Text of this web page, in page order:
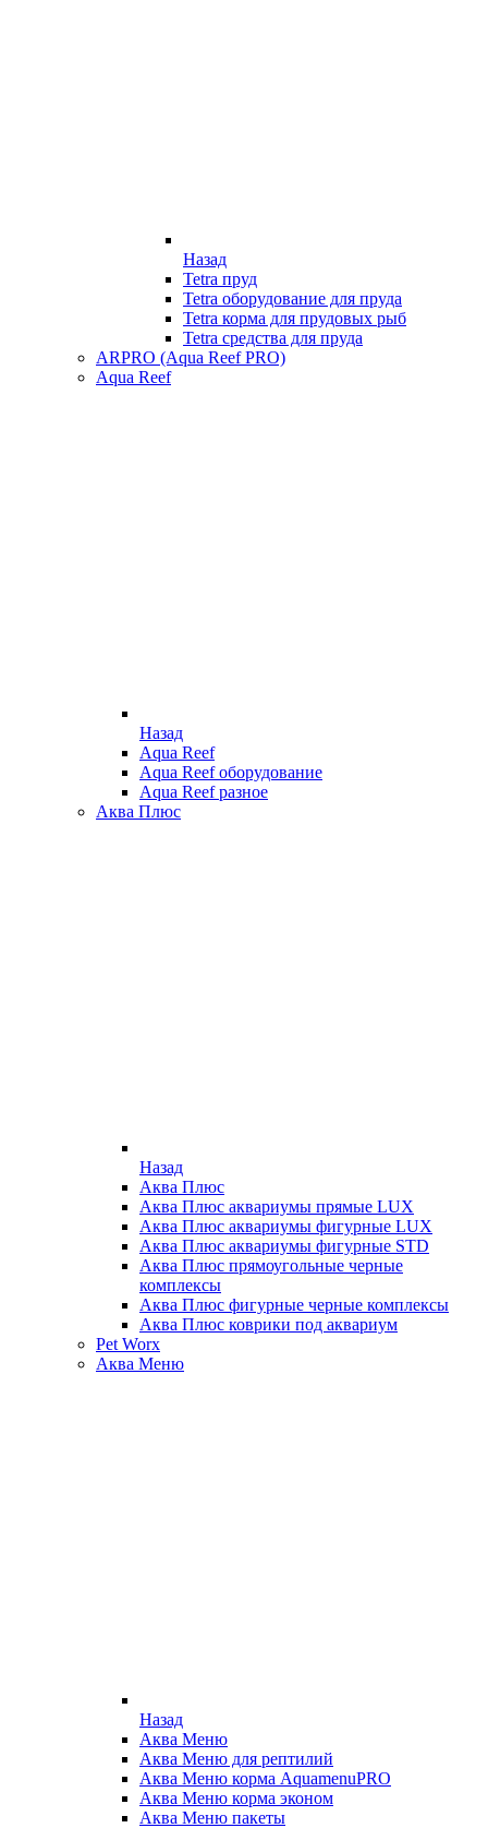
Назад
Tetra пруд
Tetra оборудование для пруда
Tetra корма для прудовых рыб
Tetra средства для пруда
ARPRO (Aqua Reef PRO)
Aqua Reef
Назад
Aqua Reef
Aqua Reef оборудование
Aqua Reef разное
Аква Плюс
Назад
Аква Плюс
Аква Плюс аквариумы прямые LUX
Аква Плюс аквариумы фигурные LUX
Аква Плюс аквариумы фигурные STD
Аква Плюс прямоугольные черные
комплексы
Аква Плюс фигурные черные комплексы
Аква Плюс коврики под аквариум
Pet Worx
Аква Меню
Назад
Аква Меню
Аква Меню для рептилий
Аква Меню корма AquamenuPRO
Аква Меню корма эконом
Аква Меню пакеты